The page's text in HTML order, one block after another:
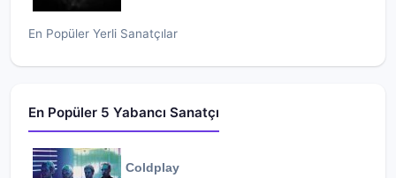
En Popüler Yerli Sanatçılar
En Popüler 5 Yabancı Sanatçı
Coldplay